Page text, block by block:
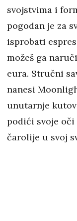
svojstvima i
pogodan je za
isprobati
možeš ga
eura. Stručni
nanesi
unutarnje
podići svoje
čarolije u svoj